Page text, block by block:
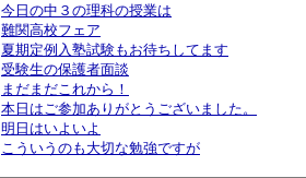
今日の中３の理科の授業は
難関高校フェア
夏期定例入塾試験もお待ちしてます
受験生の保護者面談
まだまだこれから！
本日はご参加ありがとうございました。
明日はいよいよ
こういうのも大切な勉強ですが